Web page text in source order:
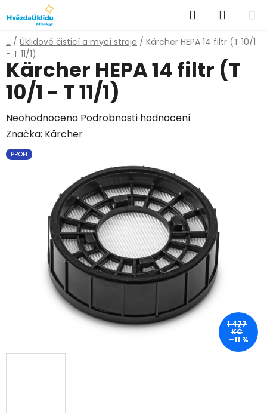
na
obsah
Hledat
KOŠÍK
Domů
/ Úklidové čisticí a mycí stroje / Kärcher HEPA 14 filtr (T 10/1
- T 11/1)
Kärcher HEPA 14 filtr (T
10/1 - T 11/1)
Průměrné
hodnocení
produktu
hvězdiček.
Neohodnoceno Podrobnosti hodnocení
Značka: Kärcher
PROFI
1 477
KČ
–11 %